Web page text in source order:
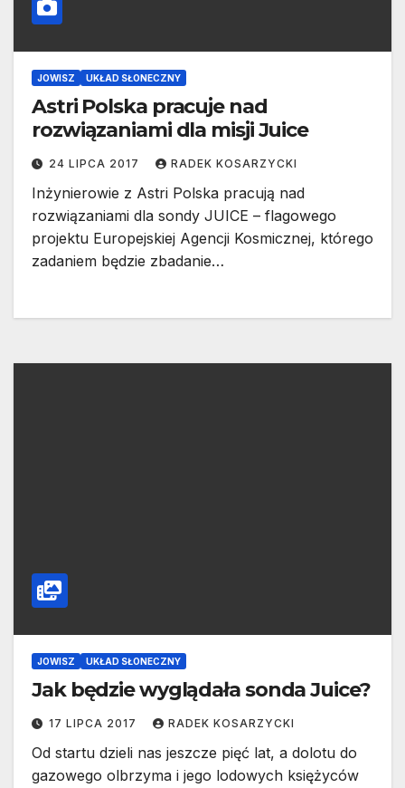
JOWISZ UKŁAD SŁONECZNY
Astri Polska pracuje nad
rozwiązaniami dla misji Juice
24 LIPCA 2017 RADEK KOSARZYCKI
Inżynierowie z Astri Polska pracują nad
rozwiązaniami dla sondy JUICE – flagowego
projektu Europejskiej Agencji Kosmicznej, którego
zadaniem będzie zbadanie…
JOWISZ UKŁAD SŁONECZNY
Jak będzie wyglądała sonda Juice?
17 LIPCA 2017 RADEK KOSARZYCKI
Od startu dzieli nas jeszcze pięć lat, a dolotu do
gazowego olbrzyma i jego lodowych księżyców